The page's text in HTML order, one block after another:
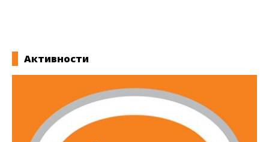
Активности